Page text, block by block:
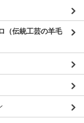
（伝統工芸の羊毛